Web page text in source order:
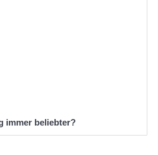
immer beliebter?